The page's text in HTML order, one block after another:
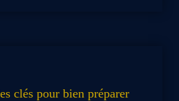
clés pour bien préparer